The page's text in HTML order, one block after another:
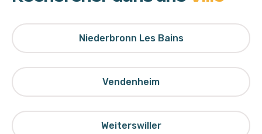
Niederbronn Les Bains
Vendenheim
Weiterswiller